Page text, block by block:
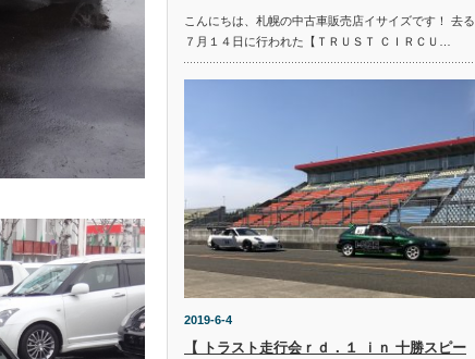
こんにちは、札幌の中古車販売店イサイズです！ 去る
７月１４日に行われた【ＴＲＵＳＴ ＣＩＲＣＵ…
2019-6-4
【 トラスト走行会ｒｄ．１ ｉｎ 十勝スピー